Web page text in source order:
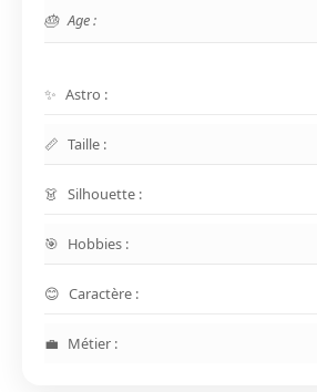
Age :
Astro :
Taille :
Silhouette :
Hobbies :
Caractère :
Métier :